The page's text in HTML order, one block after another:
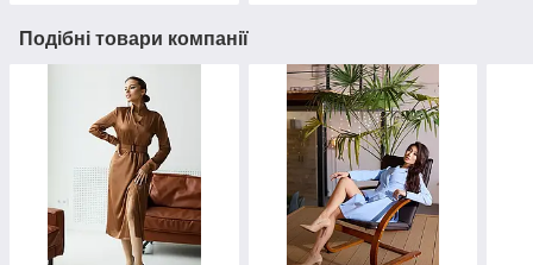
Подібні товари компанії